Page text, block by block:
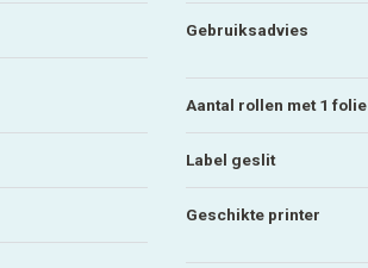
Gebruiksadvies
Aantal rollen met 1 folie
Label geslit
Geschikte printer